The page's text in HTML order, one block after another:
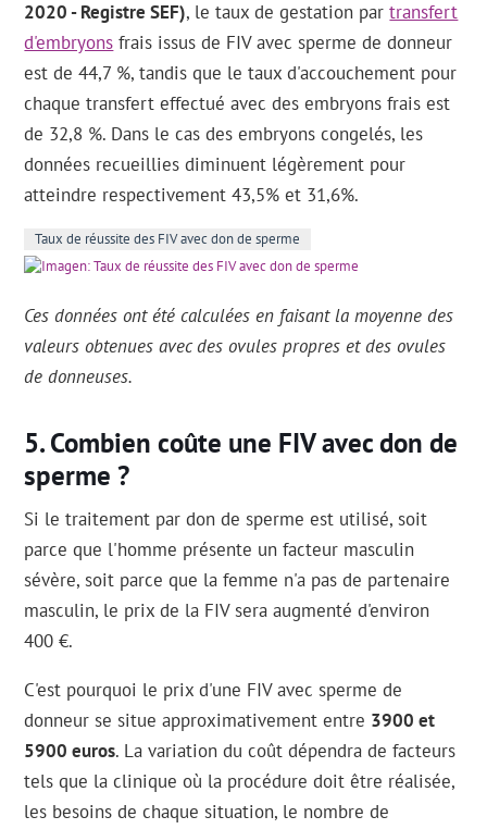
2020 - Registre SEF), le taux de gestation partransfert
d'embryons frais issus de FIV avec sperme de donneur
est de 44,7 %, tandis que le taux d'accouchement pour
chaque transfert effectué avec des embryons frais est
de 32,8 %. Dans le cas des embryons congelés, les
données recueillies diminuent légèrement pour
atteindre respectivement 43,5% et 31,6%.
Taux de réussite des FIV avec don de sperme
Ces données ont été calculées en faisant la moyenne des
valeurs obtenues avec des ovules propres et des ovules
de donneuses.
Combien coûte une FIV avec don de
sperme ?
Si le traitement par don de sperme est utilisé, soit
parce que l'homme présente un facteur masculin
sévère, soit parce que la femme n'a pas de partenaire
masculin, le prix de la FIV sera augmenté d'environ
400 €.
C'est pourquoi le prix d'une FIV avec sperme de
donneur se situe approximativement entre 3900 et
5900 euros. La variation du coût dépendra de facteurs
tels que la clinique où la procédure doit être réalisée,
les besoins de chaque situation, le nombre de